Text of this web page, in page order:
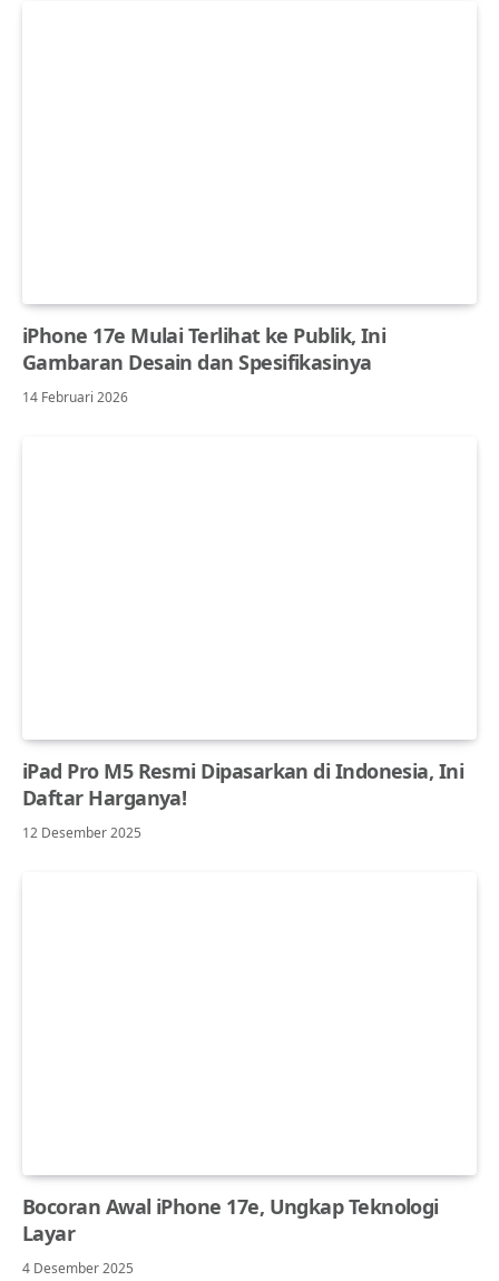
iPhone 17e Mulai Terlihat ke Publik, Ini
Gambaran Desain dan Spesifikasinya
14 Februari 2026
iPad Pro M5 Resmi Dipasarkan di Indonesia, Ini
Daftar Harganya!
12 Desember 2025
Bocoran Awal iPhone 17e, Ungkap Teknologi
Layar
4 Desember 2025